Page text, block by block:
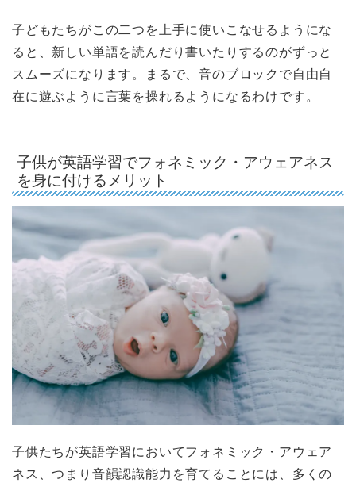
子どもたちがこの二つを上手に使いこなせるようにな
ると、新しい単語を読んだり書いたりするのがずっと
スムーズになります。まるで、音のブロックで自由自
在に遊ぶように言葉を操れるようになるわけです。
子供が英語学習でフォネミック・アウェアネス
を身に付けるメリット
子供たちが英語学習においてフォネミック・アウェア
ネス、つまり音韻認識能力を育てることには、多くの